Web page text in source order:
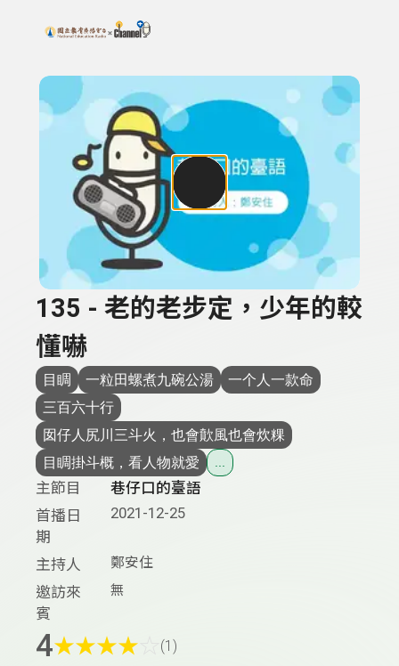
上方功能區塊
搜尋關鍵字：可輸入節目名稱、主持人或關鍵字
135 - 老的老步定，少年的較
懂嚇
目睭 一粒田螺煮九碗公湯
一个人一款命
三百六十行
囡仔人尻川三斗火，也會歕風也會炊粿
目睭掛斗概，看人物就愛
...
主節目
巷仔口的臺語
首播日
期
2021-12-25
主持人 鄭安住
邀訪來
賓
無
4★★★★ (1)